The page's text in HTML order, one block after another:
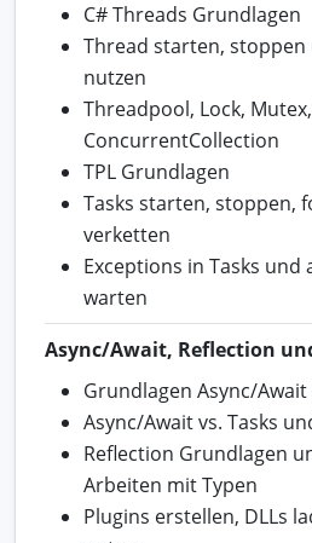
C# Threads Grundlagen
Thread starten,
nutzen
Threadpool, Lock,
ConcurrentCollection
TPL Grundlagen
Tasks starten, stoppen,
verketten
Exceptions in Tasks und
warten
Async/Await, Reflection
Grundlagen Async/
Async/Await vs. Tasks
Reflection Grundlagen
Arbeiten mit Typen
Plugins erstellen, DLLs